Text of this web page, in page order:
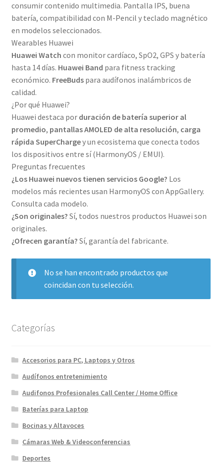
consumir contenido multimedia. Pantalla IPS, buena
batería, compatibilidad con M-Pencil y teclado magnético
en modelos seleccionados.
Wearables Huawei
Huawei Watch con monitor cardíaco, SpO2, GPS y batería
hasta 14 días. Huawei Band para fitness tracking
económico. FreeBudspara audífonos inalámbricos de
calidad.
¿Por qué Huawei?
Huawei destaca por duración de batería superior al
promedio, pantallas AMOLED de alta resolución, carga
rápida SuperChargey un ecosistema que conecta todos
los dispositivos entre sí (HarmonyOS / EMUI).
Preguntas frecuentes
¿Los Huawei nuevos tienen servicios Google? Los
modelos más recientes usan HarmonyOS con AppGallery.
Consulta cada modelo.
¿Son originales? Sí, todos nuestros productos Huawei son
originales.
¿Ofrecen garantía? Sí, garantía del fabricante.
No se han encontrado productos que
coincidan con tu selección.
Categorías
Accesorios para PC, Laptops y Otros
Audífonos entretenimiento
Audifonos Profesionales Call Center / Home Office
Baterías para Laptop
Bocinas y Altavoces
Cámaras Web & Videoconferencias
Deportes